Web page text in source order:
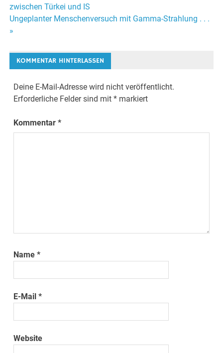
Beitrags-
Navigation
zwischen Türkei und IS
Ungeplanter Menschenversuch mit Gamma-Strahlung . . .
»
KOMMENTAR HINTERLASSEN
Deine E-Mail-Adresse wird nicht veröffentlicht.
Erforderliche Felder sind mit* markiert
Kommentar*
Name*
E-Mail*
Website